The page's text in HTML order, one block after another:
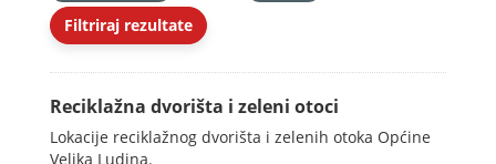
Filtriraj rezultate
Reciklažna dvorišta i zeleni otoci
Lokacije reciklažnog dvorišta i zelenih otoka Općine
Velika Ludina.